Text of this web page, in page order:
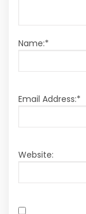
Name:*
Email Address:*
Website: